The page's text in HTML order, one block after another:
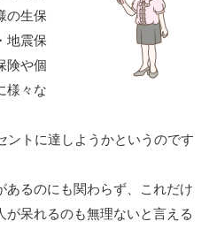
の生保
地震保
険や個
様々な
ントに達しようかというのです
あるのにも関わらず、これだけ
呆れるのも無理ないと言える